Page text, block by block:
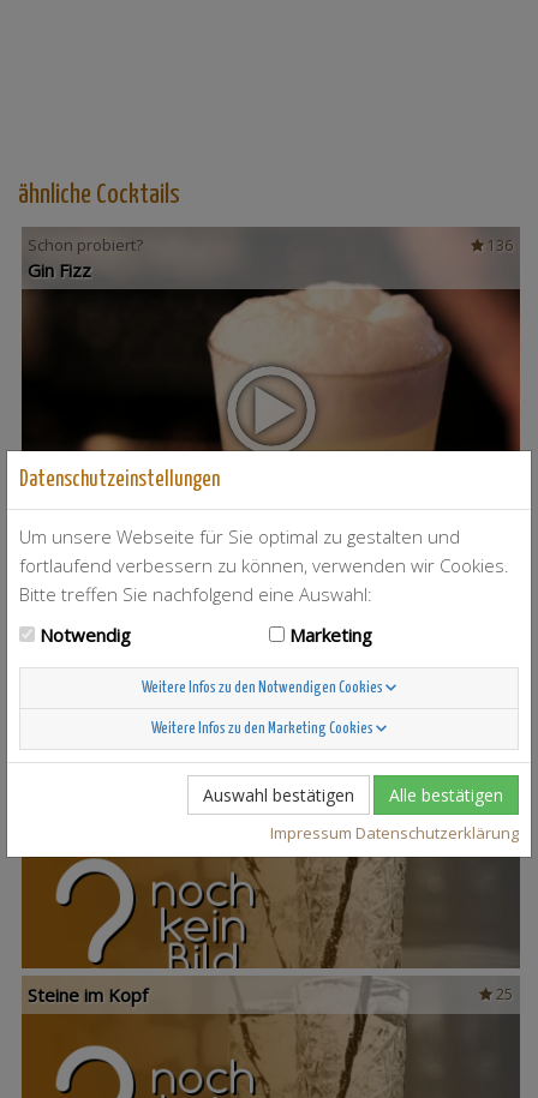
ähnliche Cocktails
136
Schon probiert?
Gin Fizz
T-Berry
37
Scandinavian Sunshine
25
Steine im Kopf
Datenschutzeinstellungen
Um unsere Webseite für Sie optimal zu gestalten und
fortlaufend verbessern zu können, verwenden wir Cookies.
Bitte treffen Sie nachfolgend eine Auswahl:
Notwendig
Marketing
Weitere Infos zu den Notwendigen Cookies
Weitere Infos zu den Marketing Cookies
Auswahl bestätigen Alle bestätigen
Impressum Datenschutzerklärung